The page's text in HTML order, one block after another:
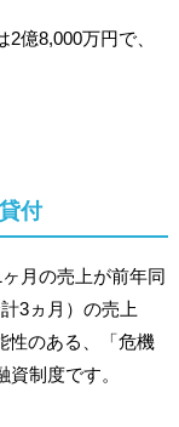
億8,000万円で、
付
月の売上が前年同
3ヵ月）の売上
性のある、「危機
制度です。